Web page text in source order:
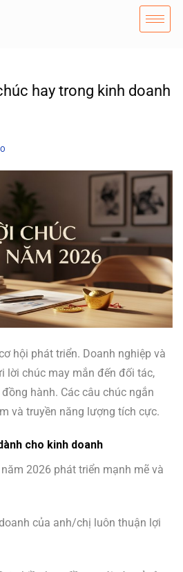
hay trong kinh doanh
hội phát triển. Doanh nghiệp và
lời chúc may mắn đến đối tác,
hành. Các câu chúc ngắn
và truyền năng lượng tích cực.
cho kinh doanh
2026 phát triển mạnh mẽ và
của anh/chị luôn thuận lợi